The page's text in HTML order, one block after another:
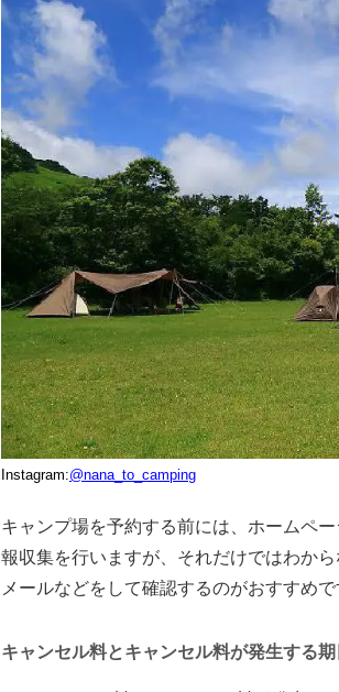
Instagram:@nana_to_camping
キャンプ場を予約する前には、ホームペ
報収集を行いますが、それだけではわか
メールなどをして確認するのがおすすめ
キャンセル料とキャンセル料が発生する期